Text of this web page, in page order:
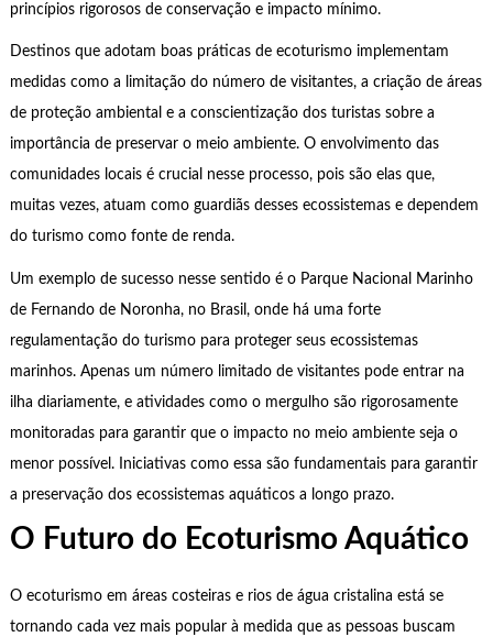
princípios rigorosos de conservação e impacto mínimo.
Destinos que adotam boas práticas de ecoturismo implementam
medidas como a limitação do número de visitantes, a criação de áreas
de proteção ambiental e a conscientização dos turistas sobre a
importância de preservar o meio ambiente. O envolvimento das
comunidades locais é crucial nesse processo, pois são elas que,
muitas vezes, atuam como guardiãs desses ecossistemas e dependem
do turismo como fonte de renda.
Um exemplo de sucesso nesse sentido é o Parque Nacional Marinho
de Fernando de Noronha, no Brasil, onde há uma forte
regulamentação do turismo para proteger seus ecossistemas
marinhos. Apenas um número limitado de visitantes pode entrar na
ilha diariamente, e atividades como o mergulho são rigorosamente
monitoradas para garantir que o impacto no meio ambiente seja o
menor possível. Iniciativas como essa são fundamentais para garantir
a preservação dos ecossistemas aquáticos a longo prazo.
O Futuro do Ecoturismo Aquático
O ecoturismo em áreas costeiras e rios de água cristalina está se
tornando cada vez mais popular à medida que as pessoas buscam